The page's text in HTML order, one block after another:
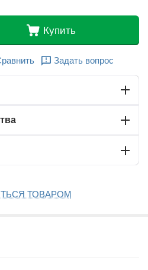
Купить
Задать вопрос
ТОВАРОМ